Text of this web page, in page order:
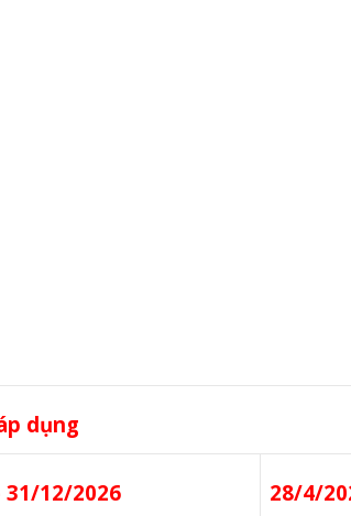
dụng
31/12/2026 28/4/